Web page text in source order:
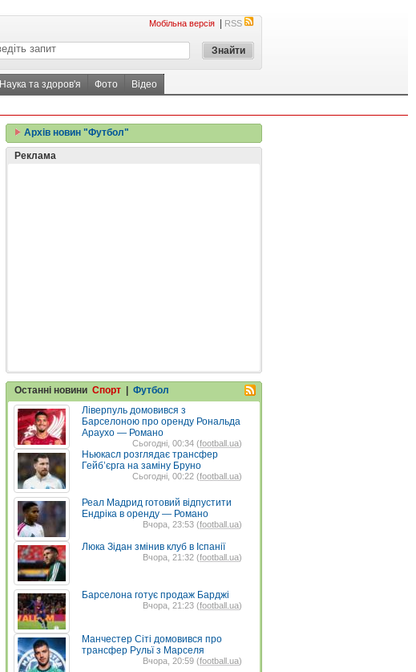
Мобільна версія RSS
Наука та здоров'я Фото
Відео
Архів новин "Футбол"
Реклама
Останні новини Спорт
Футбол
Ліверпуль домовився з
Барселоною про оренду Рональда
Араухо — Романо
Сьогодні, 00:34 (football.ua)
Ньюкасл розглядає трансфер
Гейб’єрга на заміну Бруно
Сьогодні, 00:22 (football.ua)
Реал Мадрид готовий відпустити
Ендріка в оренду — Романо
Вчора, 23:53 (football.ua)
Люка Зідан змінив клуб в Іспанії
Вчора, 21:32 (football.ua)
Барселона готує продаж Барджі
Вчора, 21:23 (football.ua)
Манчестер Сіті домовився про
трансфер Рульї з Марселя
Вчора, 20:59 (football.ua)